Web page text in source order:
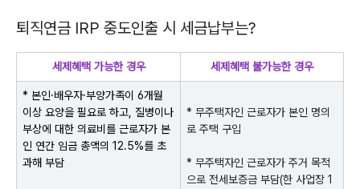
퇴직연금 IRP 중도인출 시 세금납부는?
세제혜택 가능한 경우 세제혜택 불가능한 경우
* 본인·배우자·부양가족이 6개월
이상 요양을 필요로 하고, 질병이나
부상에 대한 의료비를 근로자가 본
인 연간 임금 총액의 12.5%를 초
과해 부담
* 무주택자인 근로자가 본인 명의
로 주택 구입
* 무주택자인 근로자가 주거 목적
으로 전세보증금 부담(한 사업장 1